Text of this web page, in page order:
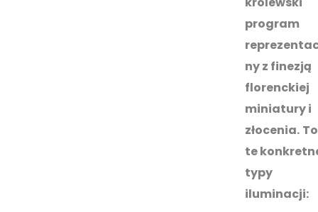
program
ny z finezją
florenckiej
miniatury i
złocenia. To
te
typy
iluminacji: